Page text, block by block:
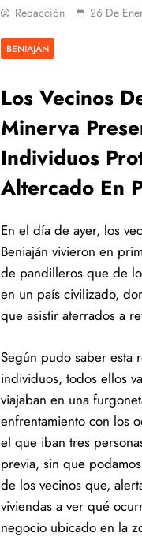
Redacción 26 De
BENIAJÁN
Los Vecinos
Minerva
Individuos
Altercado En
En el día de ayer, los
Beniaján vivieron en
de pandilleros que de
en un país civilizado,
que asistir aterrados a
Según pudo saber
individuos, todos ellos
viajaban en una
enfrentamiento con los
el que iban tres
previa, sin que
de los vecinos que,
viviendas a ver qué
negocio ubicado en la